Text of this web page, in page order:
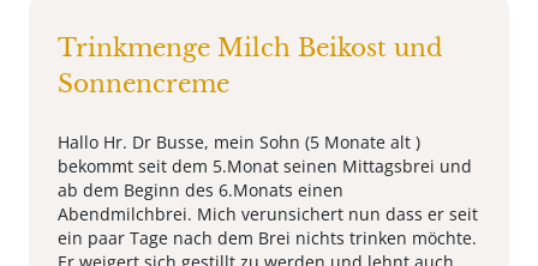
Trinkmenge Milch Beikost und
Sonnencreme
Hallo Hr. Dr Busse, mein Sohn (5 Monate alt )
bekommt seit dem 5.Monat seinen Mittagsbrei und
ab dem Beginn des 6.Monats einen
Abendmilchbrei. Mich verunsichert nun dass er seit
ein paar Tage nach dem Brei nichts trinken möchte.